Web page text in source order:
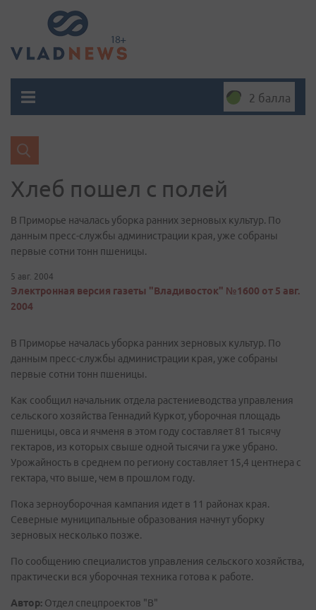
2 балла
Хлеб пошел с полей
В Приморье началась уборка ранних зерновых культур. По
данным пресс-службы администрации края, уже собраны
первые сотни тонн пшеницы.
5 авг. 2004
Электронная версия газеты "Владивосток" №1600 от 5 авг.
2004
В Приморье началась уборка ранних зерновых культур. По
данным пресс-службы администрации края, уже собраны
первые сотни тонн пшеницы.
Как сообщил начальник отдела растениеводства управления
сельского хозяйства Геннадий Куркот, уборочная площадь
пшеницы, овса и ячменя в этом году составляет 81 тысячу
гектаров, из которых свыше одной тысячи га уже убрано.
Урожайность в среднем по региону составляет 15,4 центнера с
гектара, что выше, чем в прошлом году.
Пока зерноуборочная кампания идет в 11 районах края.
Северные муниципальные образования начнут уборку
зерновых несколько позже.
По сообщению специалистов управления сельского хозяйства,
практически вся уборочная техника готова к работе.
Автор: Отдел спецпроектов "В"